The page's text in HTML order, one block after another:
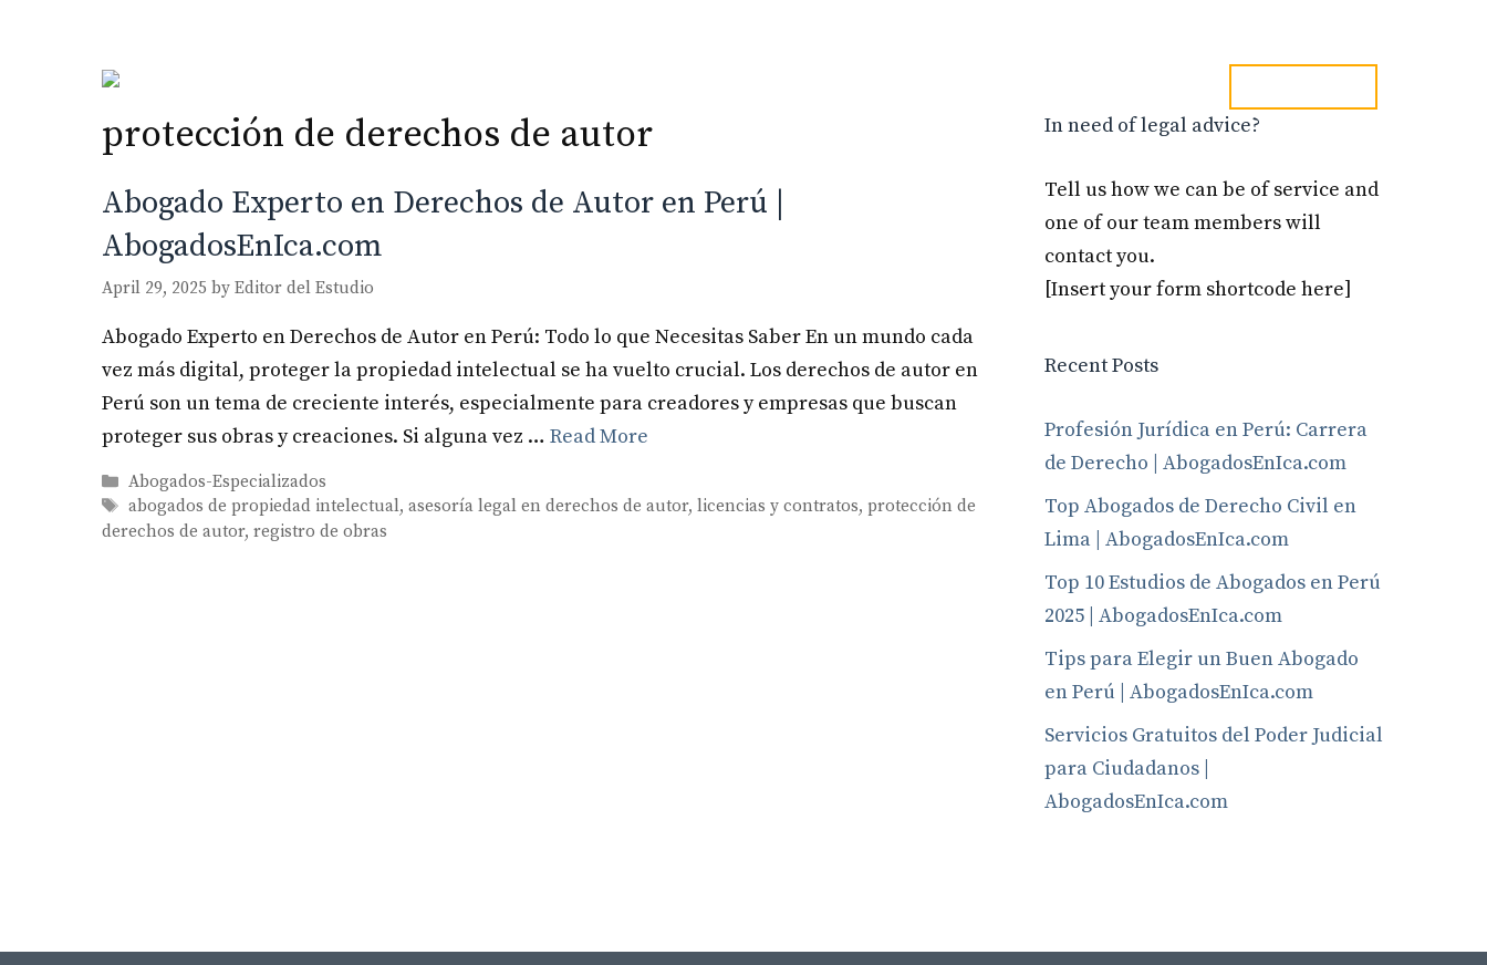
protección de derechos de autor
Abogado Experto en Derechos de Autor en Perú |
AbogadosEnIca.com
April 29, 2025 by Editor del Estudio
Abogado Experto en Derechos de Autor en Perú: Todo lo que Necesitas Saber En un mundo cada
vez más digital, proteger la propiedad intelectual se ha vuelto crucial. Los derechos de autor en
Perú son un tema de creciente interés, especialmente para creadores y empresas que buscan
proteger sus obras y creaciones. Si alguna vez … Read More
Categories
Abogados-Especializados
Tags
abogados de propiedad intelectual,asesoría legal en derechos de autor,licencias y contratos, protección de
derechos de autor, registro de obras
In need of legal advice?
Tell us how we can be of service and
one of our team members will
contact you.
[Insert your form shortcode here]
Recent Posts
Profesión Jurídica en Perú: Carrera
de Derecho | AbogadosEnIca.com
Top Abogados de Derecho Civil en
Lima | AbogadosEnIca.com
Top 10 Estudios de Abogados en Perú
2025 | AbogadosEnIca.com
Tips para Elegir un Buen Abogado
en Perú | AbogadosEnIca.com
Servicios Gratuitos del Poder Judicial
para Ciudadanos |
AbogadosEnIca.com